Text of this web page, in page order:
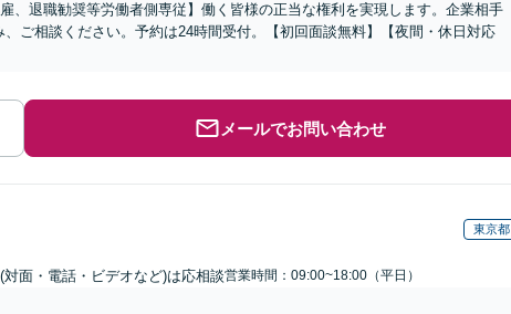
、退職勧奨等労働者側専従】働く皆様の正当な権利を実現します。企業相手
ご相談ください。予約は24時間受付。【初回面談無料】【夜間・休日対応
メールでお問い合わせ
東京都
対面・電話・ビデオなど)は応相談営業時間：09:00~18:00（平日）